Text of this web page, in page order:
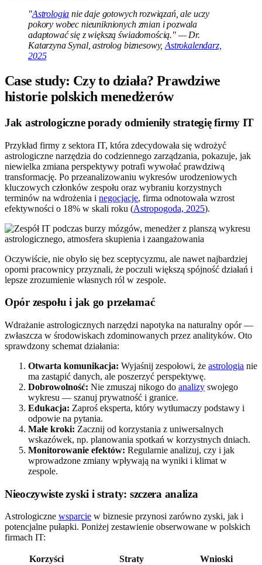
"Astrologia nie daje gotowych rozwiązań, ale uczy
pokory wobec nieuniknionych zmian i pozwala
adaptować się z większą świadomością." — Dr.
Katarzyna Synal, astrolog biznesowy,Astrokalendarz,
2025
Case study: Czy to działa? Prawdziwe
historie polskich menedżerów
Jak astrologiczne porady odmieniły strategię firmy IT
Przykład firmy z sektora IT, która zdecydowała się wdrożyć
astrologiczne narzędzia do codziennego zarządzania, pokazuje, jak
niewielka zmiana perspektywy potrafi wywołać prawdziwą
transformację. Po przeanalizowaniu wykresów urodzeniowych
kluczowych członków zespołu oraz wybraniu korzystnych
terminów na wdrożenia i negocjacje, firma odnotowała wzrost
efektywności o 18% w skali roku (Astropogoda, 2025).
Oczywiście, nie obyło się bez sceptycyzmu, ale nawet najbardziej
oporni pracownicy przyznali, że poczuli większą spójność działań i
lepsze zrozumienie własnych ról w zespole.
Opór zespołu i jak go przełamać
Wdrażanie astrologicznych narzędzi napotyka na naturalny opór —
zwłaszcza w środowiskach zdominowanych przez analityków. Oto
sprawdzony schemat działania:
Otwarta komunikacja: Wyjaśnij zespołowi, że astrologia nie
ma zastąpić danych, ale poszerzyć perspektywę.
Dobrowolność: Nie zmuszaj nikogo do analizy swojego
wykresu — szanuj prywatność i granice.
Edukacja: Zaproś eksperta, który wytłumaczy podstawy i
odpowie na pytania.
Małe kroki: Zacznij od korzystania z uniwersalnych
wskazówek, np. planowania spotkań w korzystnych dniach.
Monitorowanie efektów: Regularnie analizuj, czy i jak
wprowadzone zmiany wpływają na wyniki i klimat w
zespole.
Nieoczywiste zyski i straty: szczera analiza
Astrologiczne wsparcie w biznesie przynosi zarówno zyski, jak i
potencjalne pułapki. Poniżej zestawienie obserwowane w polskich
firmach IT:
Korzyści Straty
Wnioski